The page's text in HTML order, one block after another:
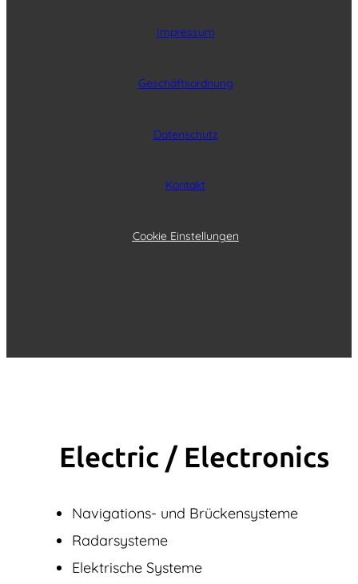
Impressum
Geschäftsordnung
Datenschutz
Kontakt
Cookie Einstellungen
Electric / Elec­tronics
Navigations- und Brückensysteme
Radarsysteme
Elektrische Systeme